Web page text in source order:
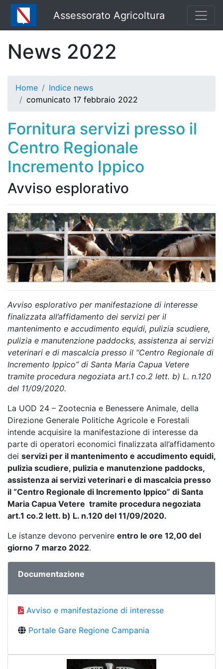
Assessorato Agricoltura
News 2022
Home
Indice news
comunicato 17 febbraio 2022
Fornitura servizi presso il
Centro Regionale
Incremento Ippico
Avviso esplorativo
Avviso esplorativo per manifestazione di interesse
finalizzata all’affidamento dei servizi per il
mantenimento e accudimento equidi, pulizia scudiere,
pulizia e manutenzione paddocks, assistenza ai servizi
veterinari e di mascalcia presso il “Centro Regionale di
Incremento Ippico” di Santa Maria Capua Vetere
tramite procedura negoziata art.1 co.2 lett. b) L. n.120
del 11/09/2020.
La UOD 24 – Zootecnia e Benessere Animale, della
Direzione Generale Politiche Agricole e Forestali
intende acquisire la manifestazione di interesse da
parte di operatori economici finalizzata all’affidamento
dei servizi per il mantenimento e accudimento equidi,
pulizia scudiere, pulizia e manutenzione paddocks,
assistenza ai servizi veterinari e di mascalcia presso
il “Centro Regionale di Incremento Ippico” di Santa
Maria Capua Vetere tramite procedura negoziata
art.1 co.2 lett. b) L. n.120 del 11/09/2020.
Le istanze devono pervenire entro le ore 12,00 del
giorno 7 marzo 2022.
Documentazione
Avviso e manifestazione di interesse
Portale Gare Regione Campania